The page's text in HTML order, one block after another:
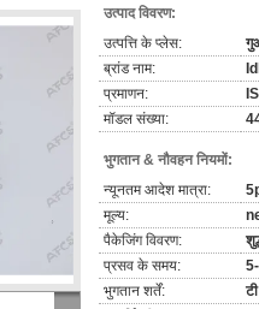
उत्पाद विवरण:
उत्पत्ति के प्लेस:
ब्रांड नाम:
प्रमाणन:
मॉडल संख्या:
भुगतान & नौवहन नियमों:
न्यूनतम आदेश मात्रा:
मूल्य:
पैकेजिंग विवरण:
प्रसव के समय:
भुगतान शर्तें: